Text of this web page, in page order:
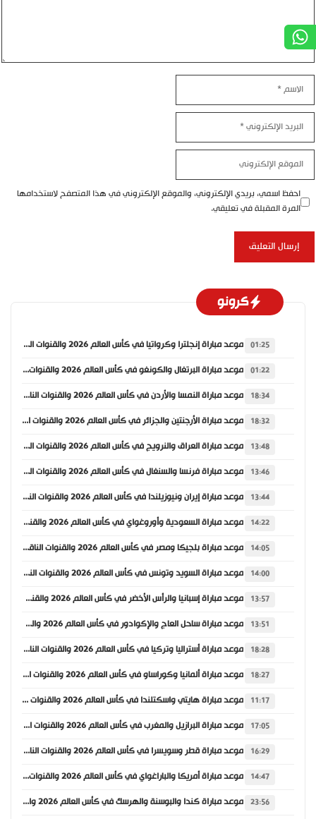
الإلكتروني
الإلكتروني
احفظ اسمي، بريدي الإلكتروني، والموقع الإلكتروني في هذا المتصفح لاستخدامها
المرة المقبلة في تعليقي.
كرونو
01:25 موعد مباراة إنجلترا وكرواتيا في كأس العالم 2026 والقنوات الناقلة
01:22 موعد مباراة البرتغال والكونغو في كأس العالم 2026 والقنوات الناقلة
18:34 موعد مباراة النمسا والأردن في كأس العالم 2026 والقنوات الناقلة
18:32 موعد مباراة الأرجنتين والجزائر في كأس العالم 2026 والقنوات الناقلة
13:48 موعد مباراة العراق والنرويج في كأس العالم 2026 والقنوات الناقلة
13:46 موعد مباراة فرنسا والسنغال في كأس العالم 2026 والقنوات الناقلة
13:44 موعد مباراة إيران ونيوزيلندا في كأس العالم 2026 والقنوات الناقلة
14:22 موعد مباراة السعودية وأوروغواي في كأس العالم 2026 والقنوات الناقلة
14:05 موعد مباراة بلجيكا ومصر في كأس العالم 2026 والقنوات الناقلة
14:00 موعد مباراة السويد وتونس في كأس العالم 2026 والقنوات الناقلة
13:57 موعد مباراة إسبانيا والرأس الأخضر في كأس العالم 2026 والقنوات الناقلة
13:51 موعد مباراة ساحل العاج والإكوادور في كأس العالم 2026 والقنوات الناقلة
18:28 موعد مباراة أستراليا وتركيا في كأس العالم 2026 والقنوات الناقلة
18:27 موعد مباراة ألمانيا وكوراساو في كأس العالم 2026 والقنوات الناقلة
11:17 موعد مباراة هايتي واسكتلندا في كأس العالم 2026 والقنوات الناقلة
17:05 موعد مباراة البرازيل والمغرب في كأس العالم 2026 والقنوات الناقلة
16:29 موعد مباراة قطر وسويسرا في كأس العالم 2026 والقنوات الناقلة
14:47 موعد مباراة أمريكا والباراغواي في كأس العالم 2026 والقنوات الناقلة
23:56 موعد مباراة كندا والبوسنة والهرسك في كأس العالم 2026 والقنوات الناقلة